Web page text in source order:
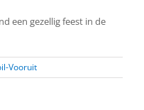
een gezellig feest in de
Vooruit